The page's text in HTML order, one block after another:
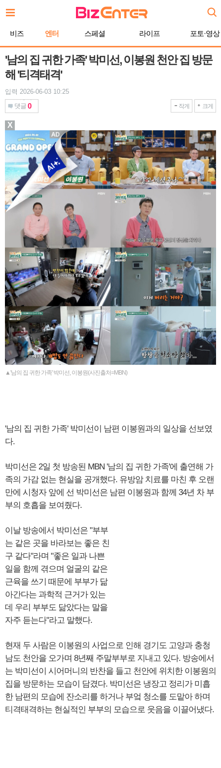
문
비즈 엔터 스페셜 라이프 포토·영상
'남의 집 귀한 가족' 박미선, 이봉원 천안 집 방문
해 '티격태격'
입력 2026-06-03 10:25
댓글 0 작게 크게
▲'남의 집 귀한 가족' 박미선, 이봉원(사진출처=MBN)
'남의 집 귀한 가족' 박미선이 남편 이봉원과의 일상을 선보였
다.
박미선은 2일 첫 방송된 MBN '남의 집 귀한 가족'에 출연해 가
족의 가감 없는 현실을 공개했다. 유방암 치료를 마친 후 오랜
만에 시청자 앞에 선 박미선은 남편 이봉원과 함께 34년 차 부
부의 호흡을 보여줬다.
이날 방송에서 박미선은 "부부
는 같은 곳을 바라보는 좋은 친
구 같다"라며 "좋은 일과 나쁜
일을 함께 겪으며 얼굴의 같은
근육을 쓰기 때문에 부부가 닮
아간다는 과학적 근거가 있는
데 우리 부부도 닮았다는 말을
자주 듣는다"라고 말했다.
현재 두 사람은 이봉원의 사업으로 인해 경기도 고양과 충청
남도 천안을 오가며 8년째 주말부부로 지내고 있다. 방송에서
는 박미선이 시어머니의 반찬을 들고 천안에 위치한 이봉원의
집을 방문하는 모습이 담겼다. 박미선은 냉장고 정리가 미흡
한 남편의 모습에 잔소리를 하거나 부엌 청소를 도맡아 하며
티격태격하는 현실적인 부부의 모습으로 웃음을 이끌어냈다.
X